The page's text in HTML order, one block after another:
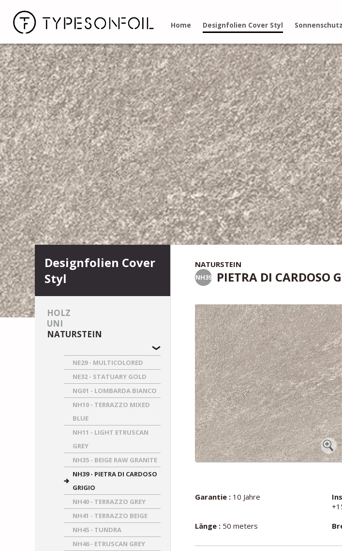
Home Designfolien Cover Styl
Designfolien Cover
Styl
HOLZ
UNI
NATURSTEIN
NE29 - MULTICOLORED
NE32 - STATUARY GOLD
NG01 - LOMBARDA BIANCO
NH10 - TERRAZZO MIXED
BLUE
NH11 - LIGHT ETRUSCAN
GREY
NH35 - BEIGE RAW GRANITE
NH39 - PIETRA DI CARDOSO
GRIGIO
NH40 - TERRAZZO GREY
NH41 - TERRAZZO BEIGE
NH45 - TUNDRA
NH46 - ETRUSCAN GREY
NATURSTEIN
NH39 PIETRA DI CARDOSO
Garantie : 10 Jahre
Länge : 50 meters